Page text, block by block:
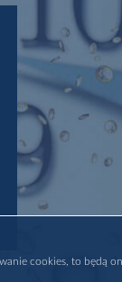
cookies, to będą